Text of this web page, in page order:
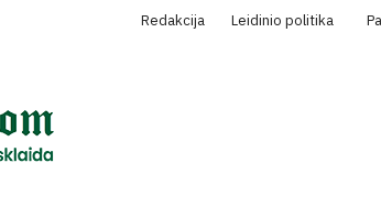
Redakcija Leidinio politika